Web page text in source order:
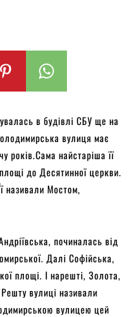
в будівлі СБУ ще на
вулиця має
років.Сама найстаріша її
до Десятинної церкви.
називали Мостом,
починалась від
Далі Софійська,
площі. І нарешті, Золота,
вулиці називали
вулицею цей